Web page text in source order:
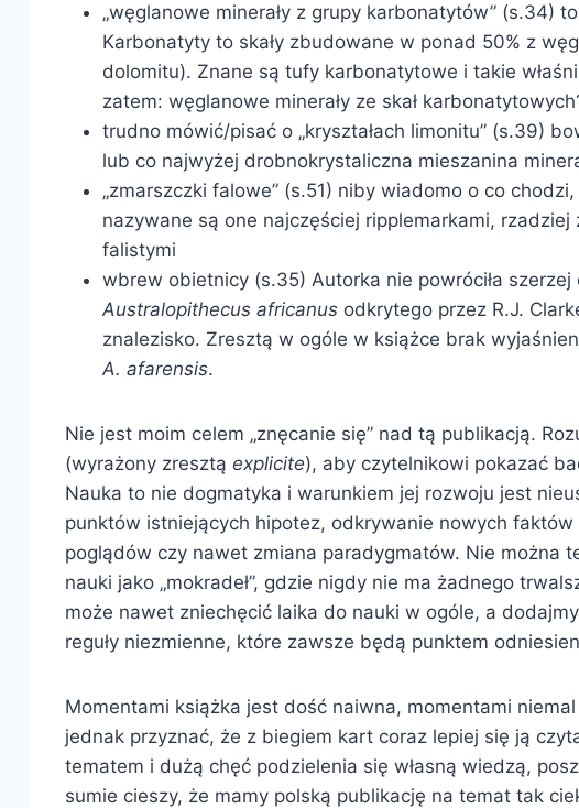
„węglanowe minerały z grupy karbonatytów” (s.34)
Karbonatyty to skały zbudowane w ponad 50% z
dolomitu). Znane są tufy karbonatytowe i takie
zatem: węglanowe minerały ze skał
trudno mówić/pisać o „kryształach limonitu” (s.39)
lub co najwyżej drobnokrystaliczna mieszanina
„zmarszczki falowe” (s.51) niby wiadomo o co
nazywane są one najczęściej ripplemarkami,
falistymi
wbrew obietnicy (s.35) Autorka nie powróciła szerzej
Australopithecus africanus odkrytego przez R.J.
znalezisko. Zresztą w ogóle w książce brak
A. afarensis.
Nie jest moim celem „znęcanie się” nad tą publikacją.
(wyrażony zresztą explicite), aby czytelnikowi pokazać
Nauka to nie dogmatyka i warunkiem jej rozwoju jest
punktów istniejących hipotez, odkrywanie nowych
poglądów czy nawet zmiana paradygmatów. Nie można
nauki jako „mokradeł”, gdzie nigdy nie ma żadnego
może nawet zniechęcić laika do nauki w ogóle, a
reguły niezmienne, które zawsze będą punktem
Momentami książka jest dość naiwna, momentami
jednak przyznać, że z biegiem kart coraz lepiej się ją
tematem i dużą chęć podzielenia się własną wiedzą,
sumie cieszy, że mamy polską publikację na temat tak